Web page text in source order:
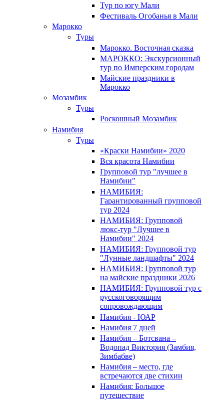
Тур по югу Мали
Фестиваль Огобанья в Мали
Марокко
Туры
Марокко. Восточная сказка
МАРОККО: Экскурсионный
тур по Имперским городам
Майские праздники в
Марокко
Мозамбик
Туры
Роскошный Мозамбик
Намибия
Туры
«Краски Намибии» 2020
Вся красота Намибии
Групповой тур "лучшее в
Намибии"
НАМИБИЯ:
Гарантированный групповой
тур 2024
НАМИБИЯ: Групповой
люкс-тур "Лучшее в
Намибии" 2024
НАМИБИЯ: Групповой тур
"Лунные ландшафты" 2024
НАМИБИЯ: Групповой тур
на майские праздники 2026
НАМИБИЯ: Групповой тур с
русскоговорящим
сопровождающим
Намибия - ЮАР
Намибия 7 дней
Намибия – Ботсвана –
Водопад Виктория (Замбия,
Зимбабве)
Намибия – место, где
встречаются две стихии
Намибия: Большое
путешествие